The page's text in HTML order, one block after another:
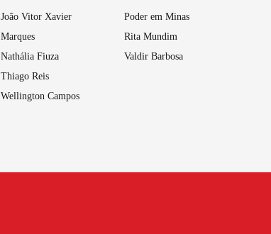
João Vitor Xavier
Marques
Nathália Fiuza
Thiago Reis
Wellington Campos
Poder em Minas
Rita Mundim
Valdir Barbosa